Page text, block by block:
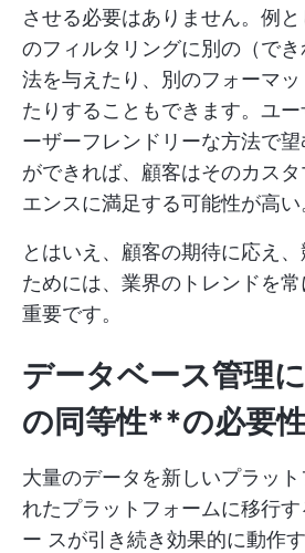
させる必要はありません。例
のフィルタリングに別の（で
法を与えたり、別のフォーマ
たりすることもできます。ユ
ーザーフレンドリーな方法で
ができれば、顧客はそのカス
エンスに満足する可能性が高い
とはいえ、顧客の期待に応え
ためには、業界のトレンドを
重要です。
データベース管理
の同等性**の必要
大量のデータを新しいプラッ
れたプラットフォームに移行
ー スが引き続き効果的に動作